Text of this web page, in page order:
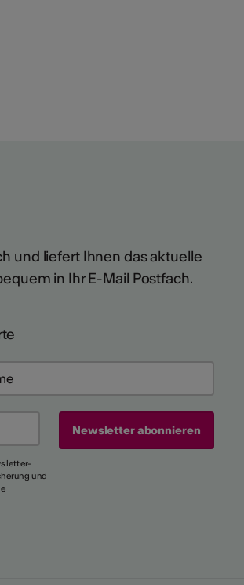
und liefert Ihnen das aktuelle
in Ihr E-Mail Postfach.
und